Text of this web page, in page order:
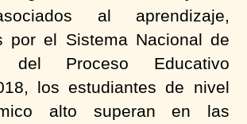
al aprendizaje,
por el Sistema Nacional de
del Proceso Educativo
los estudiantes de nivel
alto superan en las